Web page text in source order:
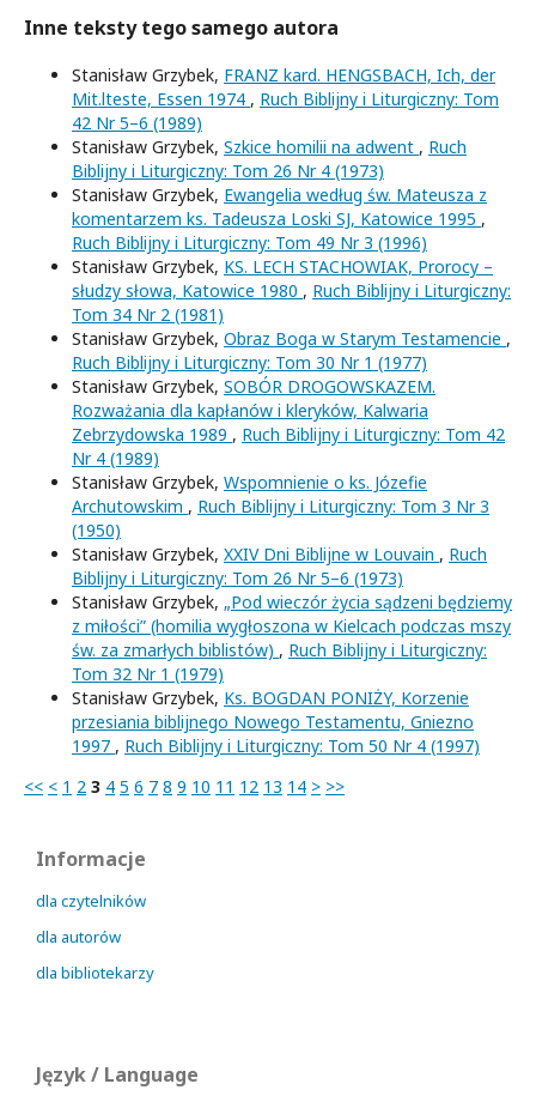
Inne teksty tego samego autora
Stanisław Grzybek, FRANZ kard. HENGSBACH, Ich, der
Mit.lteste, Essen 1974 , Ruch Biblijny i Liturgiczny: Tom
42 Nr 5–6 (1989)
Stanisław Grzybek, Szkice homilii na adwent , Ruch
Biblijny i Liturgiczny: Tom 26 Nr 4 (1973)
Stanisław Grzybek, Ewangelia według św. Mateusza z
komentarzem ks. Tadeusza Loski SJ, Katowice 1995 ,
Ruch Biblijny i Liturgiczny: Tom 49 Nr 3 (1996)
Stanisław Grzybek, KS. LECH STACHOWIAK, Prorocy –
słudzy słowa, Katowice 1980 , Ruch Biblijny i Liturgiczny:
Tom 34 Nr 2 (1981)
Stanisław Grzybek, Obraz Boga w Starym Testamencie ,
Ruch Biblijny i Liturgiczny: Tom 30 Nr 1 (1977)
Stanisław Grzybek, SOBÓR DROGOWSKAZEM.
Rozważania dla kapłanów i kleryków, Kalwaria
Zebrzydowska 1989 , Ruch Biblijny i Liturgiczny: Tom 42
Nr 4 (1989)
Stanisław Grzybek, Wspomnienie o ks. Józefie
Archutowskim , Ruch Biblijny i Liturgiczny: Tom 3 Nr 3
(1950)
Stanisław Grzybek, XXIV Dni Biblijne w Louvain , Ruch
Biblijny i Liturgiczny: Tom 26 Nr 5–6 (1973)
Stanisław Grzybek, „Pod wieczór życia sądzeni będziemy
z miłości” (homilia wygłoszona w Kielcach podczas mszy
św. za zmarłych biblistów) , Ruch Biblijny i Liturgiczny:
Tom 32 Nr 1 (1979)
Stanisław Grzybek, Ks. BOGDAN PONIŻY, Korzenie
przesiania biblijnego Nowego Testamentu, Gniezno
1997 , Ruch Biblijny i Liturgiczny: Tom 50 Nr 4 (1997)
<< < 1 2 3 4 5 6 7 8 9 10 11 12 13 14 > >>
Informacje
dla czytelników
dla autorów
dla bibliotekarzy
Język / Language